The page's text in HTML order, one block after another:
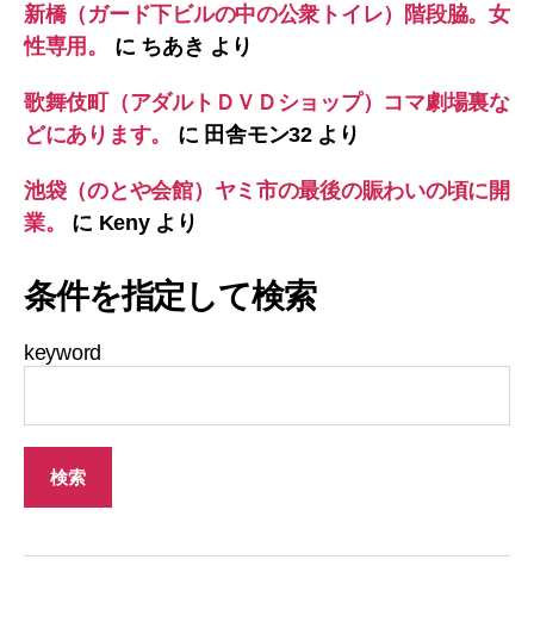
新橋（ガード下ビルの中の公衆トイレ）階段脇。女
性専用。
に ちあき より
歌舞伎町（アダルトＤＶＤショップ）コマ劇場裏な
どにあります。
に 田舎モン32より
池袋（のとや会館）ヤミ市の最後の賑わいの頃に開
業。
に Kenyより
条件を指定して検索
keyword